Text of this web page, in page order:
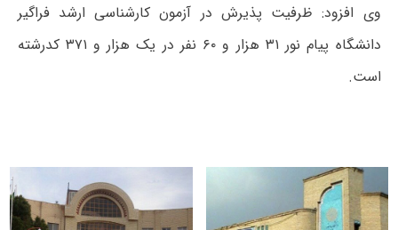
وی افزود: ظرفیت پذیرش در آزمون کارشناسی ارشد فراگیر
دانشگاه پیام نور ۳۱ هزار و ۶۰ نفر در یک هزار و ۳۷۱ کدرشته
است.